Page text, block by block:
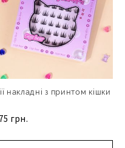
накладні з принтом кішки
грн.